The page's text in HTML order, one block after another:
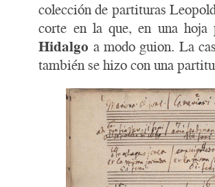
colección de partituras
corte en la que, en una hoja
Hidalgo a modo guion. La
también se hizo con una